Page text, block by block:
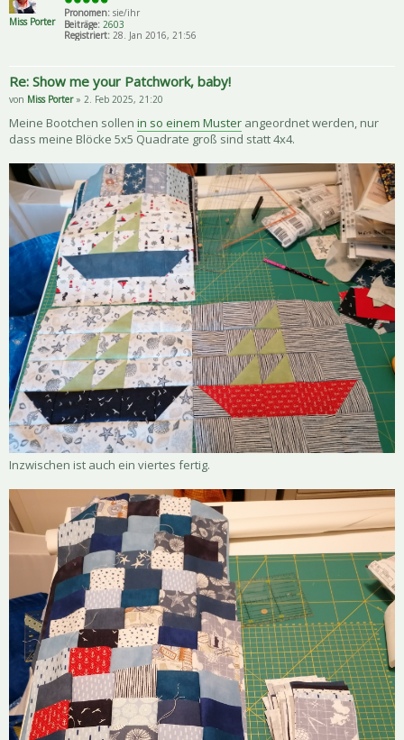
Miss Porter
Pronomen: sie/ihr
Beiträge: 2603
Registriert: 28. Jan 2016, 21:56
Re: Show me your Patchwork, baby!
von Miss Porter» 2. Feb 2025, 21:20
Meine Bootchen sollen in so einem Muster angeordnet werden, nur
dass meine Blöcke 5x5 Quadrate groß sind statt 4x4.
Inzwischen ist auch ein viertes fertig.